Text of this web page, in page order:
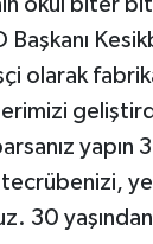
okul biter
olarak
yapın
30 yaşından